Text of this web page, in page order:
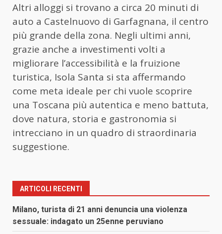
Altri alloggi si trovano a circa 20 minuti di
auto a Castelnuovo di Garfagnana, il centro
più grande della zona. Negli ultimi anni,
grazie anche a investimenti volti a
migliorare l’accessibilità e la fruizione
turistica, Isola Santa si sta affermando
come meta ideale per chi vuole scoprire
una Toscana più autentica e meno battuta,
dove natura, storia e gastronomia si
intrecciano in un quadro di straordinaria
suggestione.
ARTICOLI RECENTI
Milano, turista di 21 anni denuncia una violenza
sessuale: indagato un 25enne peruviano